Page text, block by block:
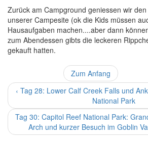
Zurück am Campground geniessen wir
unserer Campesite (ok die Kids müssen
Hausaufgaben machen....aber dann
zum Abendessen gibts die leckeren
gekauft hatten.
‹ Tag 28: Lower Calf Creek Falls und
National Park
Zum Anfang
Tag 30: Capitol Reef National Park:
Arch und kurzer Besuch im Goblin